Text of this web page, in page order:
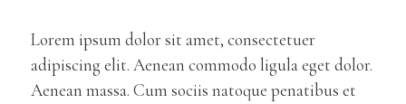
Lorem ipsum dolor sit amet, consectetuer
adipiscing elit. Aenean commodo ligula eget dolor.
Aenean massa. Cum sociis natoque penatibus et